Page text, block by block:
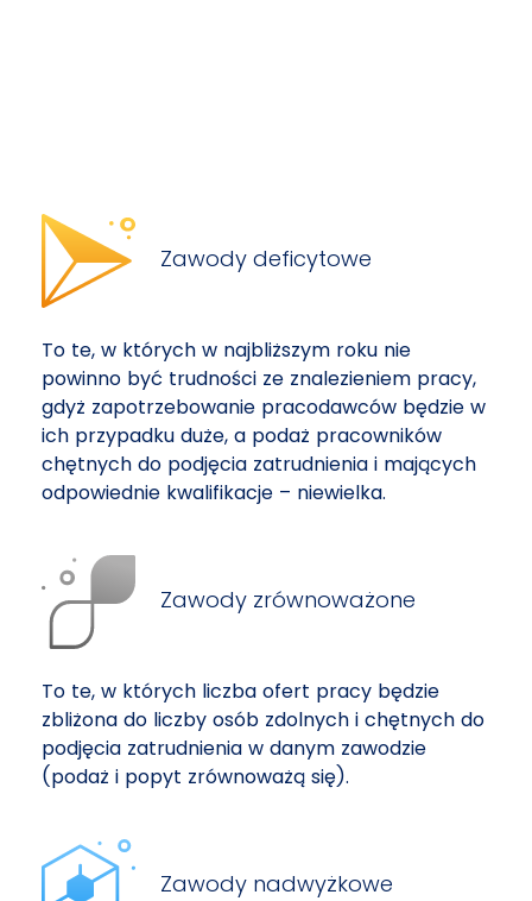
Zawody deficytowe
To te, w których w najbliższym roku nie
powinno być trudności ze znalezieniem pracy,
gdyż zapotrzebowanie pracodawców będzie w
ich przypadku duże, a podaż pracowników
chętnych do podjęcia zatrudnienia i mających
odpowiednie kwalifikacje – niewielka.
Zawody zrównoważone
To te, w których liczba ofert pracy będzie
zbliżona do liczby osób zdolnych i chętnych do
podjęcia zatrudnienia w danym zawodzie
(podaż i popyt zrównoważą się).
Zawody nadwyżkowe